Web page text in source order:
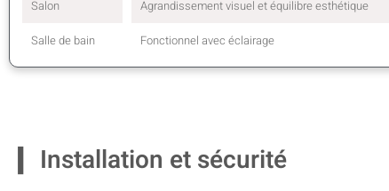
Salon Agrandissement visuel et équilibre esthétique
Salle de bain Fonctionnel avec éclairage
Installation et sécurité